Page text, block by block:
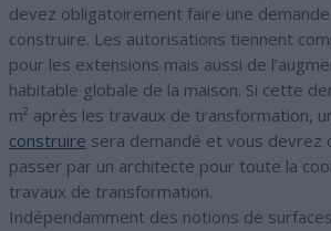
devez obligatoirement faire une
construire. Les autorisations tiennent
pour les extensions mais aussi de
habitable globale de la maison. Si cette
m² après les travaux de transformation,
construire sera demandé et vous devrez
passer par un architecte pour toute la
travaux de transformation.
Indépendamment des notions de